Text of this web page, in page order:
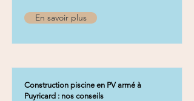
En savoir plus
Construction piscine en PV armé à
Puyricard : nos conseils